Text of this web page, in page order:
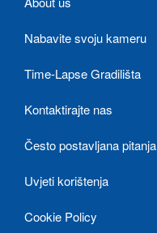
Nabavite svoju kameru
Time-Lapse Gradilišta
Kontaktirajte nas
Često postavljana pitanja
Uvjeti korištenja
Cookie Policy